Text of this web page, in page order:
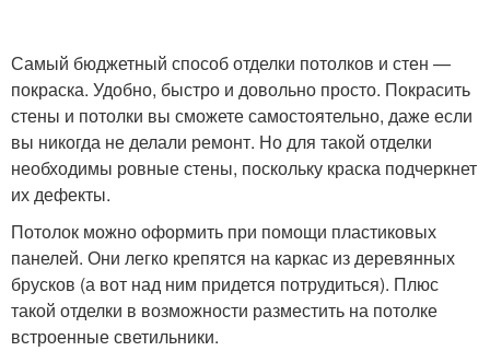
Самый бюджетный способ отделки потолков и стен —
покраска. Удобно, быстро и довольно просто. Покрасить
стены и потолки вы сможете самостоятельно, даже если
вы никогда не делали ремонт. Но для такой отделки
необходимы ровные стены, поскольку краска подчеркнет
их дефекты.
Потолок можно оформить при помощи пластиковых
панелей. Они легко крепятся на каркас из деревянных
брусков (а вот над ним придется потрудиться). Плюс
такой отделки в возможности разместить на потолке
встроенные светильники.